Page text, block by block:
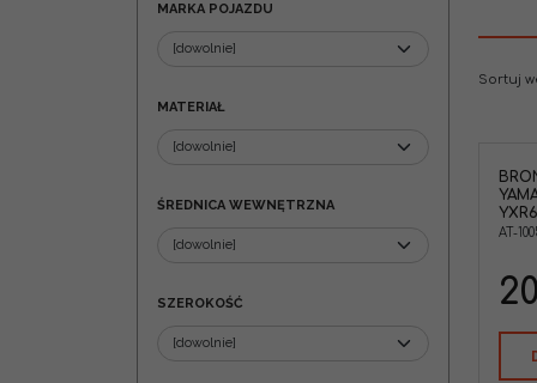
Sortuj
wody i wirnik Yamaha YFM660
GRIZZLY '02-08, YXR 660 RHINO '04-07 (
AT-
MARKA POJAZDU
MATERIAŁ
ŚREDNICA WEWNĘTRZNA
SZEROKOŚĆ